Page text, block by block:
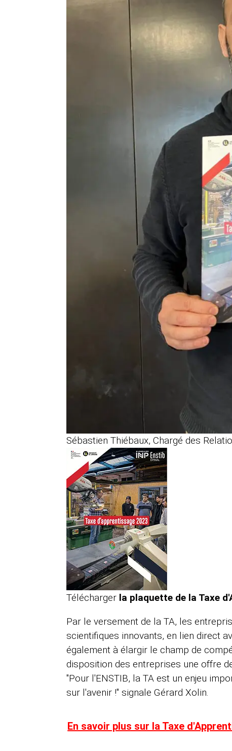
Sébastien Thiébaux, Chargé des
Télécharger la plaquette de la Taxe
Par le versement de la TA, les
scientifiques innovants, en lien direct
également à élargir le champ de
disposition des entreprises une offre
"Pour l'ENSTIB, la TA est un enjeu
sur l'avenir !" signale Gérard Xolin.
En savoir plus sur la Taxe